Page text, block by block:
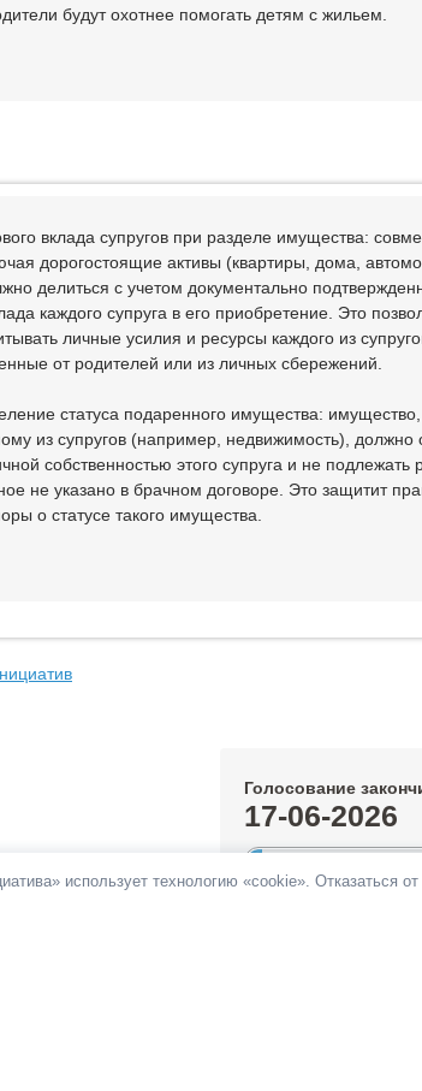
будут охотнее помогать детям с жильем.
вклада супругов при разделе имущества:
дорогостоящие активы (квартиры, дома,
делиться с учетом документально
каждого супруга в его приобретение. Это
личные усилия и ресурсы каждого из
от родителей или из личных сбережений.
статуса подаренного имущества:
из супругов (например, недвижимость), должно
собственностью этого супруга и не подлежать
не указано в брачном договоре. Это защитит
о статусе такого имущества.
Голосование
17-06-2026
использует технологию «cookie». Отказаться